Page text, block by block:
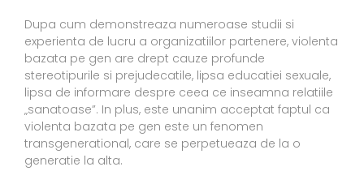
Dupa cum demonstreaza numeroase studii si
experienta de lucru a organizatiilor partenere, violenta
bazata pe gen are drept cauze profunde
stereotipurile si prejudecatile, lipsa educatiei sexuale,
lipsa de informare despre ceea ce inseamna relatiile
„sanatoase”. In plus, este unanim acceptat faptul ca
violenta bazata pe gen este un fenomen
transgenerational, care se perpetueaza de la o
generatie la alta.